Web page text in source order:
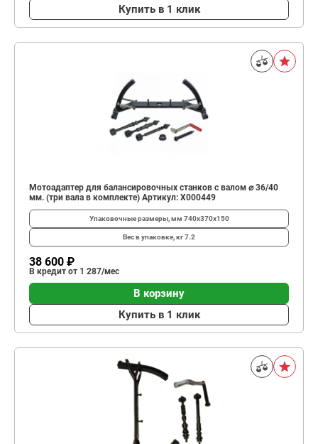
Купить в 1 клик
Мотоадаптер для балансировочных станков с валом ⌀ 36/40
мм. (три вала в комплекте) Артикул: X000449
Упаковочные размеры, мм 740x370x150
Вес в упаковке, кг7.2
38 600 ₽
В кредит от 1 287/мес
В корзину
Купить в 1 клик